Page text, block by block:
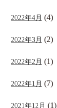
2022年4月 (4)
2022年3月 (2)
2022年2月 (1)
2022年1月 (7)
2021年12月 (1)